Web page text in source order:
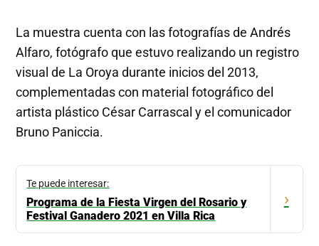
La muestra cuenta con las fotografías de Andrés
Alfaro, fotógrafo que estuvo realizando un registro
visual de La Oroya durante inicios del 2013,
complementadas con material fotográfico del
artista plástico César Carrascal y el comunicador
Bruno Paniccia.
Te puede interesar:
Programa de la Fiesta Virgen del Rosario y
Festival Ganadero 2021 en Villa Rica
›